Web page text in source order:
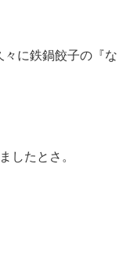
に鉄鍋餃子の『な
したとさ。